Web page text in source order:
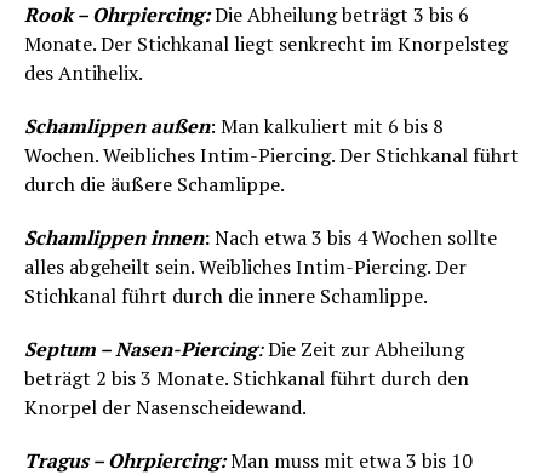
Rook – Ohrpiercing:Die Abheilung beträgt 3 bis 6
Monate. Der Stichkanal liegt senkrecht im Knorpelsteg
des Antihelix.
Schamlippen außen: Man kalkuliert mit 6 bis 8
Wochen. Weibliches Intim-Piercing. Der Stichkanal führt
durch die äußere Schamlippe.
Schamlippen innen:Nach etwa 3 bis 4 Wochen sollte
alles abgeheilt sein. Weibliches Intim-Piercing. Der
Stichkanal führt durch die innere Schamlippe.
Septum – Nasen-Piercing:Die Zeit zur Abheilung
beträgt 2 bis 3 Monate. Stichkanal führt durch den
Knorpel der Nasenscheidewand.
Tragus – Ohrpiercing:Man muss mit etwa 3 bis 10